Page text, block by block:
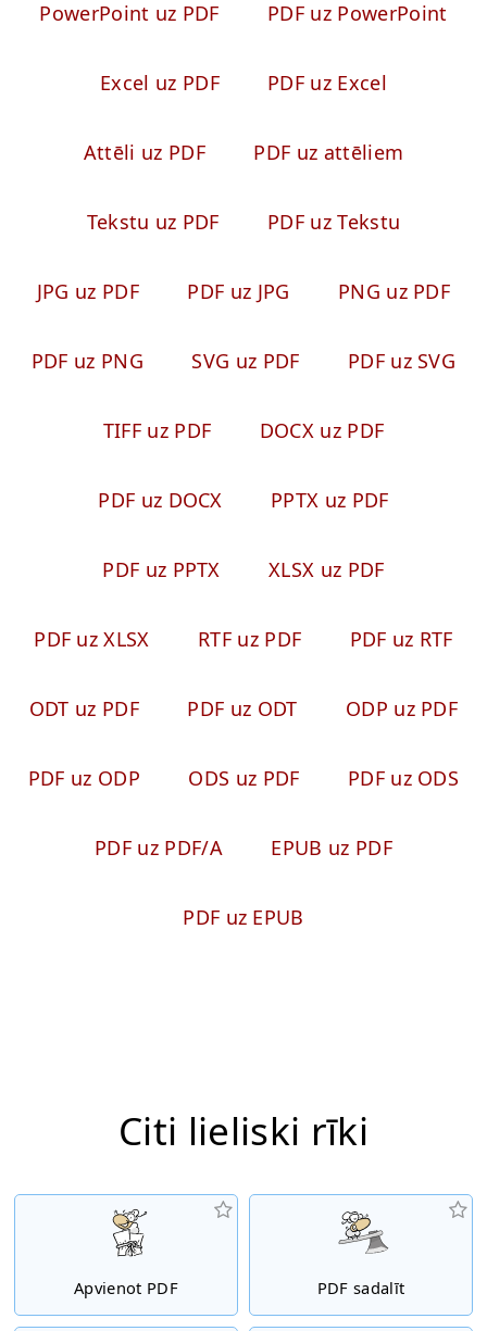
PowerPoint uz PDF PDF uz PowerPoint
Excel uz PDF PDF uz Excel
Attēli uz PDF PDF uz attēliem
Tekstu uz PDF PDF uz Tekstu
JPG uz PDF PDF uz JPG PNG uz PDF
PDF uz PNG SVG uz PDF PDF uz SVG
TIFF uz PDF DOCX uz PDF
PDF uz DOCX PPTX uz PDF
PDF uz PPTX XLSX uz PDF
PDF uz XLSX RTF uz PDF PDF uz RTF
ODT uz PDF PDF uz ODT ODP uz PDF
PDF uz ODP ODS uz PDF PDF uz ODS
PDF uz PDF/A EPUB uz PDF
PDF uz EPUB
Citi lieliski rīki
Apvienot PDF PDF sadalīt